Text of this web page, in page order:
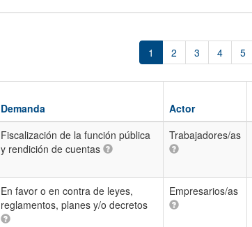
1 2 3 4 5
Demanda Actor
Fiscalización de la función pública
y rendición de cuentas
Trabajadores/as
En favor o en contra de leyes,
reglamentos, planes y/o decretos
Empresarios/as